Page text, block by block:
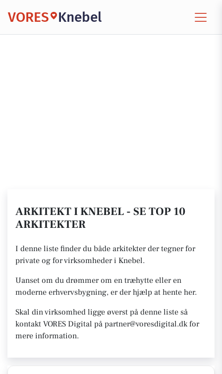
VORES Knebel
ARKITEKT I KNEBEL - SE TOP 10
ARKITEKTER
I denne liste finder du både arkitekter der tegner for
private og for virksomheder i Knebel.
Uanset om du drømmer om en træhytte eller en
moderne erhvervsbygning, er der hjælp at hente her.
Skal din virksomhed ligge øverst på denne liste så
kontakt VORES Digital på partner@voresdigital.dk for
mere information.